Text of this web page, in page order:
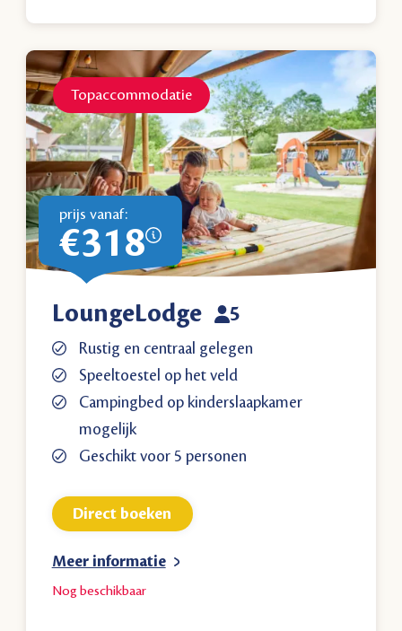
Topaccommodatie
prijs vanaf:
€318
LoungeLodge 5
Rustig en centraal gelegen
Speeltoestel op het veld
Campingbed op kinderslaapkamer
mogelijk
Geschikt voor 5 personen
Nog beschikbaar
Meer informatie
Direct boeken